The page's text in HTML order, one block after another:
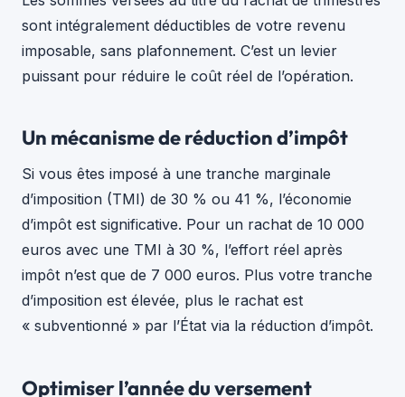
sont intégralement déductibles de votre revenu
imposable, sans plafonnement. C’est un levier
puissant pour réduire le coût réel de l’opération.
Un mécanisme de réduction d’impôt
Si vous êtes imposé à une tranche marginale
d’imposition (TMI) de 30 % ou 41 %, l’économie
d’impôt est significative. Pour un rachat de 10 000
euros avec une TMI à 30 %, l’effort réel après
impôt n’est que de 7 000 euros. Plus votre tranche
d’imposition est élevée, plus le rachat est
« subventionné » par l’État via la réduction d’impôt.
Optimiser l’année du versement